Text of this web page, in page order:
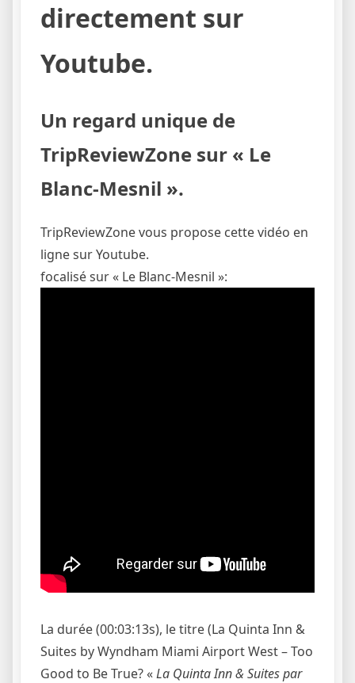
directement sur
Youtube.
Un regard unique de
TripReviewZone sur « Le
Blanc-Mesnil ».
TripReviewZone vous propose cette vidéo en
ligne sur Youtube.
focalisé sur « Le Blanc-Mesnil »:
La durée (00:03:13s), le titre (La Quinta Inn &
Suites by Wyndham Miami Airport West – Too
Good to Be True? «La Quinta Inn & Suites par